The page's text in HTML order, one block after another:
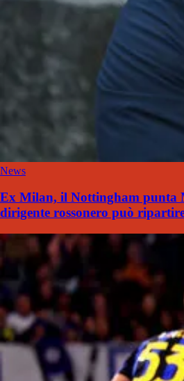
News
Ex Milan, il Nottingham punta
dirigente rossonero può